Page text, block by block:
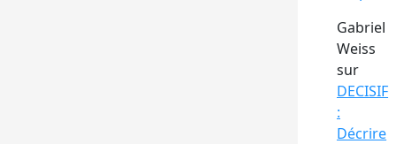
Gabriel
Weiss
sur
DECISIF
:
Décrire